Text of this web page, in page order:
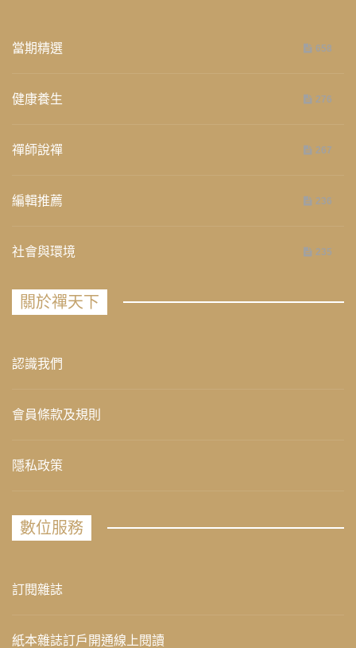
當期精選 658
健康養生 276
禪師說禪 267
編輯推薦 236
社會與環境 235
關於禪天下
認識我們
會員條款及規則
隱私政策
數位服務
訂閱雜誌
紙本雜誌訂戶開通線上閱讀